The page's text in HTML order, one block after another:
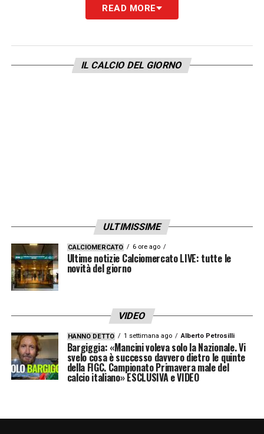
READ MORE
IL CALCIO DEL GIORNO
ULTIMISSIME
CALCIOMERCATO 6 ore ago
Ultime notizie Calciomercato LIVE: tutte le
novità del giorno
VIDEO
HANNO DETTO 1 settimana ago Alberto Petrosilli
Bargiggia: «Mancini voleva solo la Nazionale. Vi
svelo cosa è successo davvero dietro le quinte
della FIGC. Campionato Primavera male del
calcio italiano» ESCLUSIVA e VIDEO